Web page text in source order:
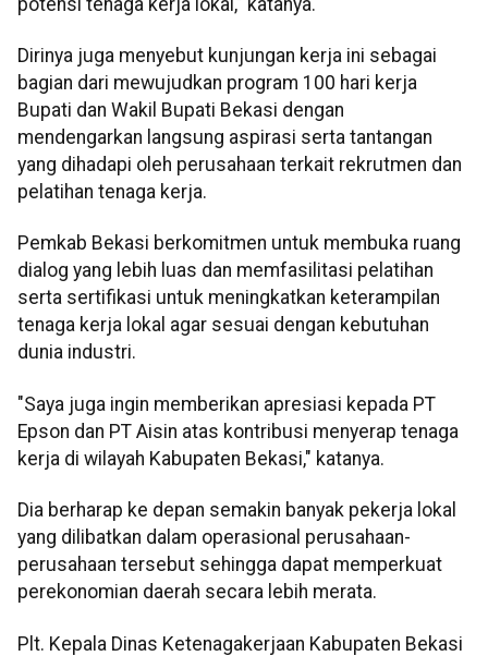
Dirinya juga menyebut kunjungan kerja ini sebagai
bagian dari mewujudkan program 100 hari kerja
Bupati dan Wakil Bupati Bekasi dengan
mendengarkan langsung aspirasi serta tantangan
yang dihadapi oleh perusahaan terkait rekrutmen dan
pelatihan tenaga kerja.
Pemkab Bekasi berkomitmen untuk membuka ruang
dialog yang lebih luas dan memfasilitasi pelatihan
serta sertifikasi untuk meningkatkan keterampilan
tenaga kerja lokal agar sesuai dengan kebutuhan
dunia industri.
"Saya juga ingin memberikan apresiasi kepada PT
Epson dan PT Aisin atas kontribusi menyerap tenaga
kerja di wilayah Kabupaten Bekasi," katanya.
Dia berharap ke depan semakin banyak pekerja lokal
yang dilibatkan dalam operasional perusahaan-
perusahaan tersebut sehingga dapat memperkuat
perekonomian daerah secara lebih merata.
Plt. Kepala Dinas Ketenagakerjaan Kabupaten Bekasi